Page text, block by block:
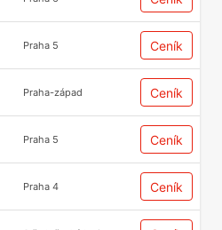
Praha 5 Ceník
Praha-západ Ceník
Praha 5 Ceník
Praha 4 Ceník